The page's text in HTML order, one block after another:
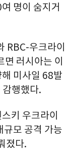
명이 숨지거
RBC-우크라이
러시아는 이
미사일 68발
행했다.
키 우크라이
규모 공격 가능
졌다.